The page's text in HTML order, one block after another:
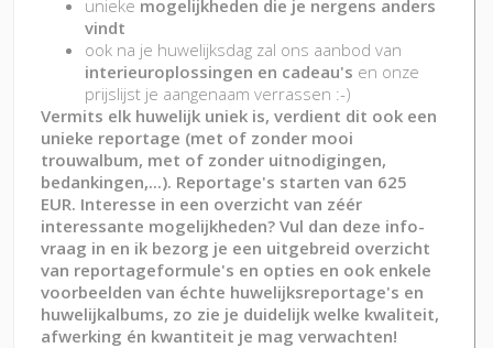
unieke mogelijkheden die je nergens anders
vindt
ook na je huwelijksdag zal ons aanbod van
interieuroplossingen en cadeau's en onze
prijslijst je aangenaam verrassen :-)
Vermits elk huwelijk uniek is, verdient dit ook een
unieke reportage (met of zonder mooi
trouwalbum, met of zonder uitnodigingen,
bedankingen,...). Reportage's starten van 625
EUR. Interesse in een overzicht van zéér
interessante mogelijkheden? Vul dan deze info-
vraag in en ik bezorg je een uitgebreid overzicht
van reportageformule's en opties en ook enkele
voorbeelden van échte huwelijksreportage's en
huwelijkalbums, zo zie je duidelijk welke kwaliteit,
afwerking én kwantiteit je mag verwachten!